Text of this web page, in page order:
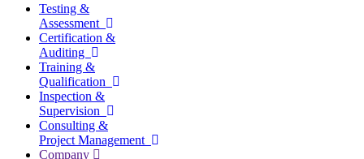
Testing &
Assessment
Certification &
Auditing
Training &
Qualification
Inspection &
Supervision
Consulting &
Project Management
Company